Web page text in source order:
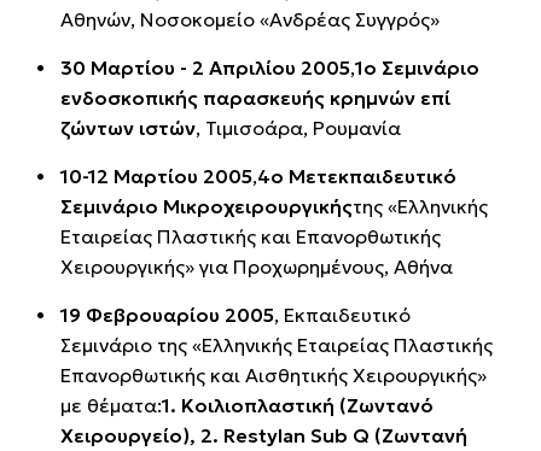
Αθηνών, Νοσοκομείο «Ανδρέας Συγγρός»
30 Μαρτίου - 2 Απριλίου 2005,1ο Σεμινάριο
ενδοσκοπικής παρασκευής κρημνών επί
ζώντων ιστών, Τιμισοάρα, Ρουμανία
10-12 Μαρτίου 2005,4ο Μετεκπαιδευτικό
Σεμινάριο Μικροχειρουργικήςτης «Ελληνικής
Εταιρείας Πλαστικής και Επανορθωτικής
Χειρουργικής» για Προχωρημένους, Αθήνα
19 Φεβρουαρίου 2005, Εκπαιδευτικό
Σεμινάριο της «Ελληνικής Εταιρείας Πλαστικής
Επανορθωτικής και Αισθητικής Χειρουργικής»
με θέματα:1. Κοιλιοπλαστική (Ζωντανό
Χειρουργείο), 2. Restylan Sub Q (Ζωντανή